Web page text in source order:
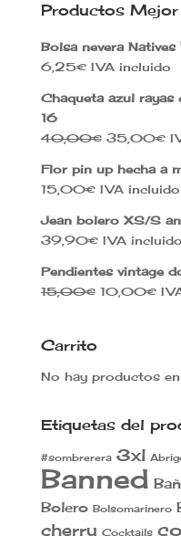
Productos Mejor
Bolsa nevera
6,25€ IVA incluido
Chaqueta azul
16
40,00€ El
original
era:
40,00€.
35,00€El
es:
Flor pin up hecha a
15,00€ IVA incluido
Jean bolero XS/S
39,90€ IVA incluido
Pendientes vintage
15,00€ El
15,00€.
10,00€El
Carrito
No hay productos
Etiquetas del
#sombrerera 3xl
Banned
Bolero Bolsomarinero
cherry Cocktails